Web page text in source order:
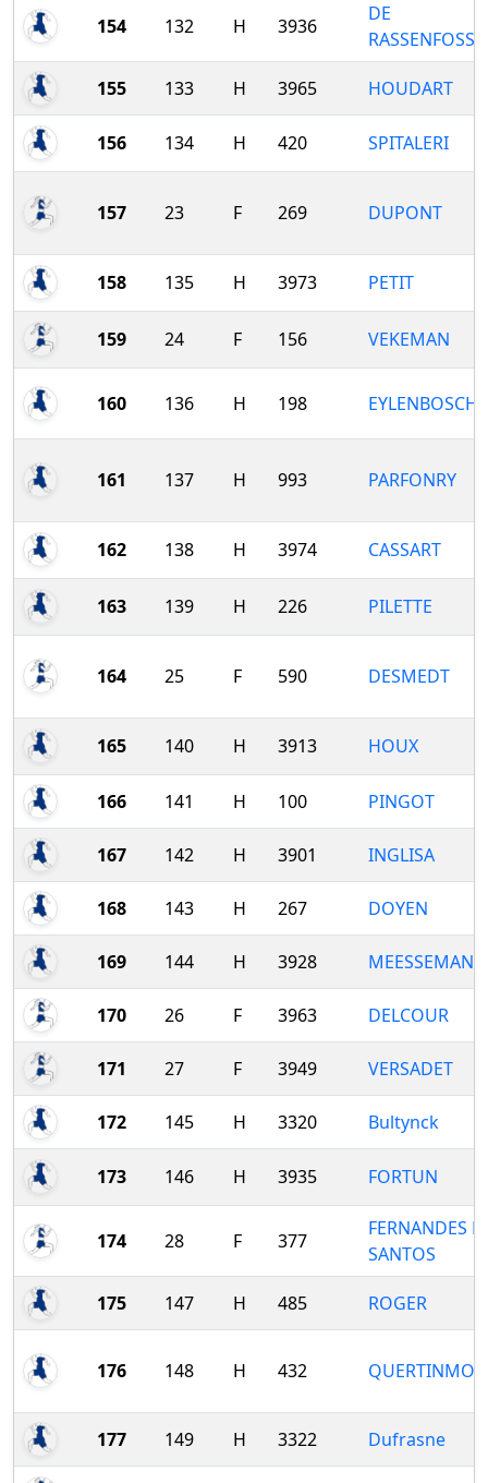
154 132 H 3936
DE
RASSENFOSSE
155 133 H 3965 HOUDART
156 134 H 420 SPITALERI
157 23 F 269 DUPONT
158 135 H 3973 PETIT
159 24 F 156 VEKEMAN
160 136 H 198 EYLENBOSCH
161 137 H 993 PARFONRY
162 138 H 3974 CASSART
163 139 H 226 PILETTE
164 25 F 590 DESMEDT
165 140 H 3913 HOUX
166 141 H 100 PINGOT
167 142 H 3901 INGLISA
168 143 H 267 DOYEN
169 144 H 3928 MEESSEMAN
170 26 F 3963 DELCOUR
171 27 F 3949 VERSADET
172 145 H 3320 Bultynck
173 146 H 3935 FORTUN
174 28 F 377
FERNANDES
SANTOS
175 147 H 485 ROGER
176 148 H 432
177 149 H 3322 Dufrasne